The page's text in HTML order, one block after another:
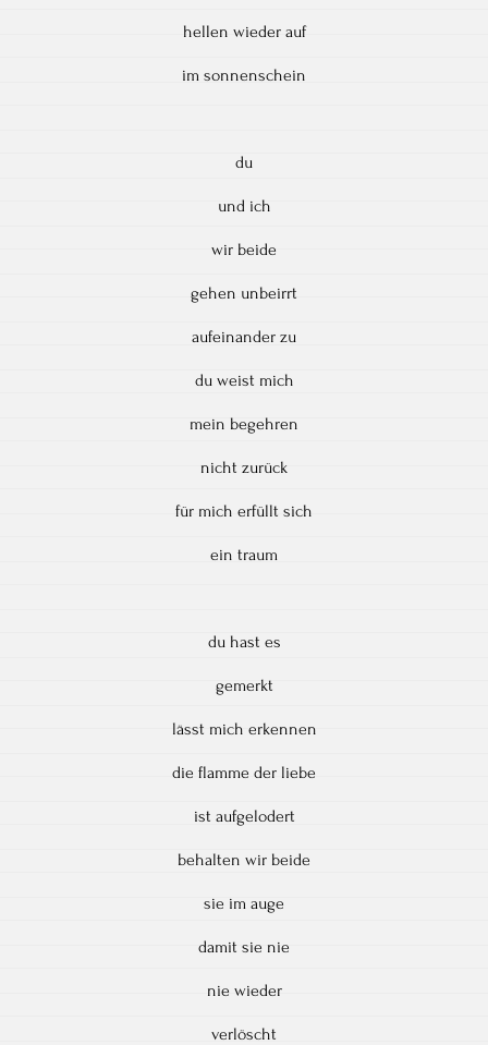
hellen wieder auf
im sonnenschein
du
und ich
wir beide
gehen unbeirrt
aufeinander zu
du weist mich
mein begehren
nicht zurück
für mich erfüllt sich
ein traum
du hast es
gemerkt
lässt mich erkennen
die flamme der liebe
ist aufgelodert
behalten wir beide
sie im auge
damit sie nie
nie wieder
verlöscht